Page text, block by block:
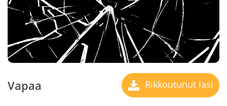
Vapaa Rikkoutunut lasi